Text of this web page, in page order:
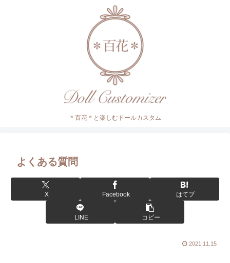
＊百花＊と楽しむドールカスタム
よくある質問
X Facebook はてブ
LINE コピー
2021.11.15